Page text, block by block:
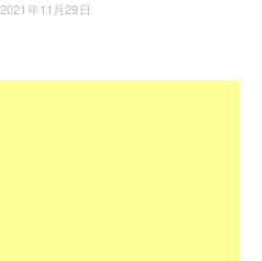
2021年11月29日